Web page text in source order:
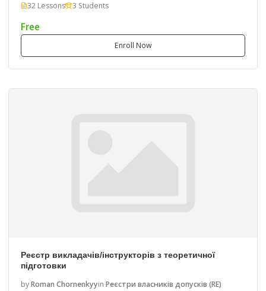
32 Lessons
3 Students
Free
Enroll Now
Реєстр викладачів/інструкторів з теоретичної
підготовки
byRoman Chornenkyyin Реєстри власників допусків (RE)